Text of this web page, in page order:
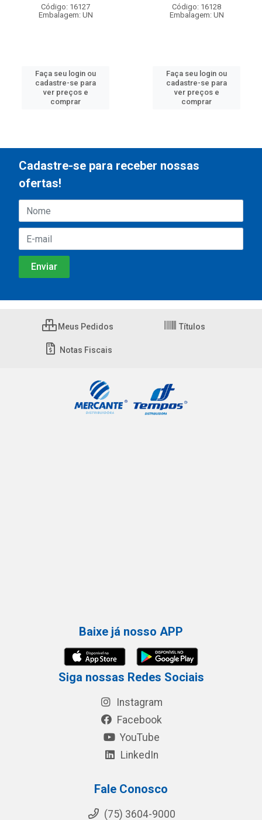
Código: 16127
Embalagem: UN
Faça seu login ou
cadastre-se para
ver preços e
comprar
Código: 16128
Embalagem: UN
Faça seu login ou
cadastre-se para
ver preços e
comprar
Cadastre-se para receber nossas
ofertas!
Meus Pedidos Títulos
Notas Fiscais
Baixe já nosso APP
Siga nossas Redes Sociais
Instagram
Facebook
YouTube
LinkedIn
Fale Conosco
(75) 3604-9000